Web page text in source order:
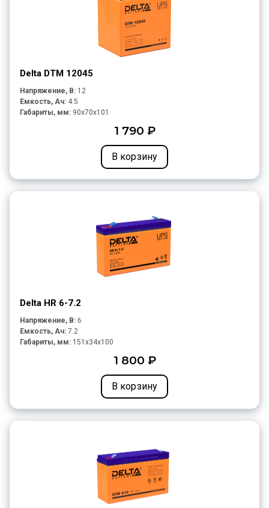
Delta DTM 12045
Напряжение, В: 12
Емкость, Ач: 4.5
Габариты, мм: 90x70x101
1 790 ₽
В корзину
Delta HR 6-7.2
Напряжение, В: 6
Емкость, Ач: 7.2
Габариты, мм: 151x34x100
1 800 ₽
В корзину